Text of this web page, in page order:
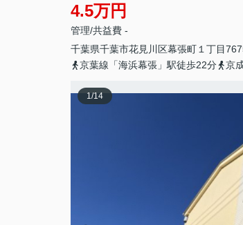
4.5万円
管理/共益費 -
千葉県千葉市花見川区幕張町 １丁目
京葉線「海浜幕張」駅徒歩22分
京
1/14